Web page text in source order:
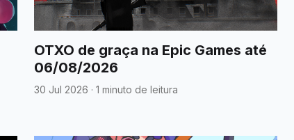
OTXO de graça na Epic Games até
06/08/2026
30 Jul 2026 · 1 minuto de leitura